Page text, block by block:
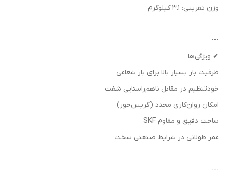
وزن تقریبی: 3.1 کیلوگرم
---
✔ ویژگی‌ها
ظرفیت بار بسیار بالا برای بار شعاعی
خودتنظیم در مقابل ناهم‌راستایی شفت
امکان روان‌کاری مجدد (گریس‌خور)
ساخت دقیق و مقاوم SKF
عمر طولانی در شرایط صنعتی سخت
---